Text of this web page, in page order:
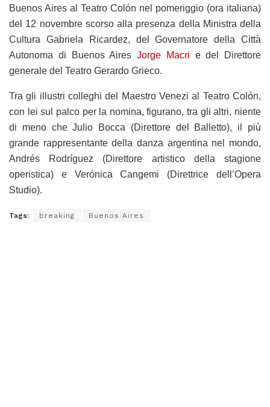
Buenos Aires al Teatro Colón nel pomeriggio (ora italiana)
del 12 novembre scorso alla presenza della Ministra della
Cultura Gabriela Ricardez, del Governatore della Città
Autonoma di Buenos Aires Jorge Macri e del Direttore
generale del Teatro Gerardo Grieco.
Tra gli illustri colleghi del Maestro Venezi al Teatro Colón,
con lei sul palco per la nomina, figurano, tra gli altri, niente
di meno che Julio Bocca (Direttore del Balletto), il più
grande rappresentante della danza argentina nel mondo,
Andrés Rodríguez (Direttore artistico della stagione
operistica) e Verónica Cangemi (Direttrice dell’Opera
Studio).
Tags: breaking Buenos Aires